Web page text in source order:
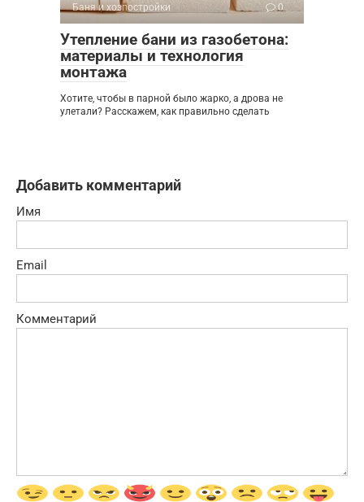
Баня и хозпостройки 0
Утепление бани из газобетона:
материалы и технология
монтажа
Хотите, чтобы в парной было жарко, а дрова не
улетали? Расскажем, как правильно сделать
Добавить комментарий
Имя
Email
Комментарий